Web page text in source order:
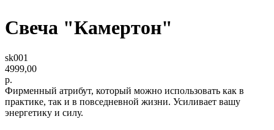
Свеча "Камертон"
sk001
4999,00
р.
Фирменный атрибут, который можно использовать как в
практике, так и в повседневной жизни. Усиливает вашу
энергетику и силу.